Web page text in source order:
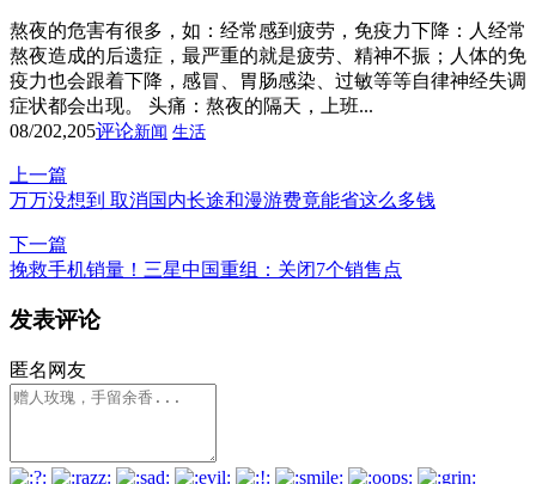
熬夜的危害有很多，如：经常感到疲劳，免疫力下降：人经常
熬夜造成的后遗症，最严重的就是疲劳、精神不振；人体的免
疫力也会跟着下降，感冒、胃肠感染、过敏等等自律神经失调
症状都会出现。 头痛：熬夜的隔天，上班...
08/202,205评论新闻 生活
上一篇
万万没想到 取消国内长途和漫游费竟能省这么多钱
下一篇
挽救手机销量！三星中国重组：关闭7个销售点
发表评论
匿名网友